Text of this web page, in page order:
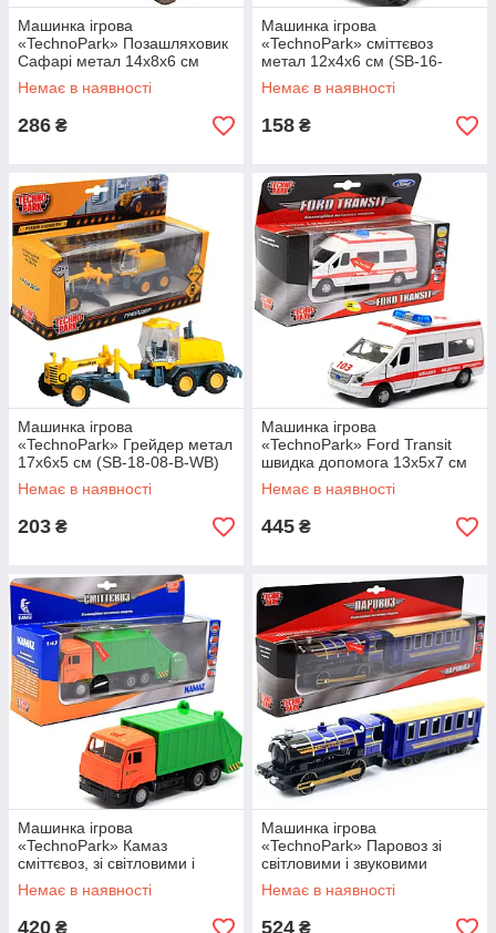
Машинка ігрова
«TechnoPark» Позашляховик
Сафарі метал 14х8х6 см
(CT10-041-3S)
Немає в наявності
286 ₴
Машинка ігрова
«TechnoPark» сміттєвоз
метал 12х4х6 см (SB-16-
25WB-U)
Немає в наявності
158 ₴
Машинка ігрова
«TechnoPark» Грейдер метал
17х6х5 см (SB-18-08-B-WB)
Немає в наявності
203 ₴
Машинка ігрова
«TechnoPark» Ford Transit
швидка допомога 13х5х7 см
(SB-13-02-1U)
Немає в наявності
445 ₴
Машинка ігрова
«TechnoPark» Камаз
сміттєвоз, зі світловими і
звуковими ефектами, 30х6х8
см (CT12-457-4WB)
Немає в наявності
420 ₴
Машинка ігрова
«TechnoPark» Паровоз зі
світловими і звуковими
ефектами (CT10-038)
Немає в наявності
524 ₴